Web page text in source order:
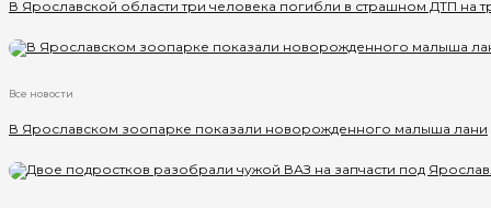
В Ярославской области три человека погибли в страшном ДТП на
Все новости
В Ярославском зоопарке показали новорожденного малыша лани